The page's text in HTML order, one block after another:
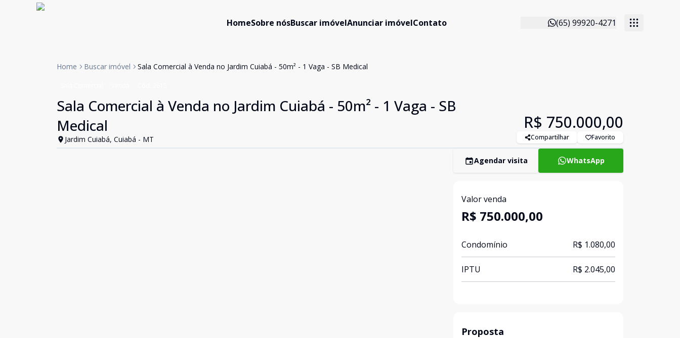
HomeSobre nósBuscar imóvelAnunciar imóvelContato (65) 99920-4271
Home Buscar imóvel Sala Comercial à Venda no Jardim Cuiabá - 50m² - 1 Vaga - SB Medical
Sala Comercial à Venda no Jardim Cuiabá - 50m² - 1 Vaga - SB
Medical
Jardim Cuiabá, Cuiabá - MT
R$ 750.000,00
Compartilhar Favorito
Agendar visita WhatsApp
Valor venda
R$ 750.000,00
Condomínio R$ 1.080,00
IPTU R$ 2.045,00
Proposta